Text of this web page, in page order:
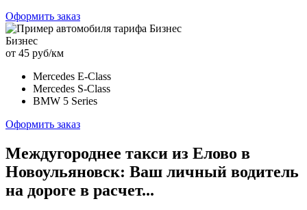
Оформить заказ
Бизнес
от 45 руб/км
Mercedes E-Class
Mercedes S-Class
BMW 5 Series
Оформить заказ
Междугороднее такси из Елово в
Новоульяновск: Ваш личный водитель
на дороге в расчет...